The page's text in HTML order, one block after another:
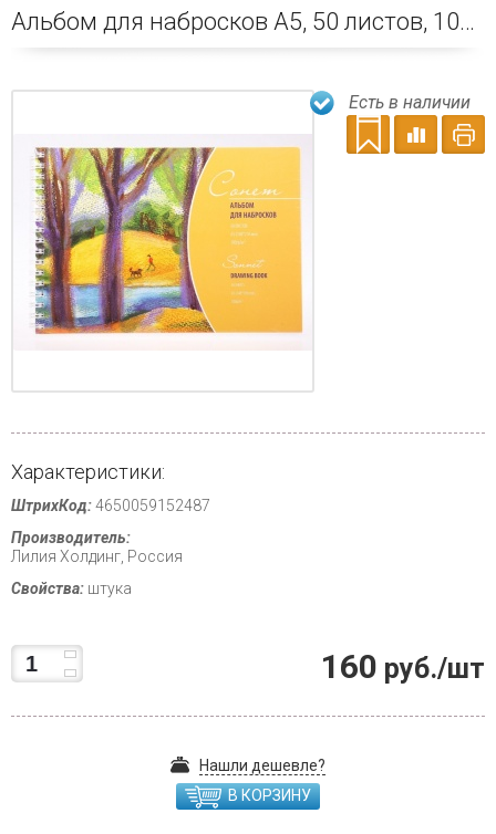
Альбом для набросков А5, 50 листов, 100 г/кв.м
Есть в наличии
Характеристики:
ШтрихКод:4650059152487
Производитель:
Лилия Холдинг, Россия
Свойства: штука
160 руб./шт
Нашли дешевле?
В КОРЗИНУ